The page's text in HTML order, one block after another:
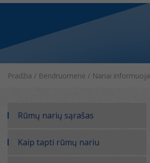
Pradžia / Bendruomenė / Nariai informuoja
Rūmų narių sąrašas
Kaip tapti rūmų nariu